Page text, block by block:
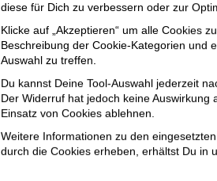
diese für Dich zu verbessern oder zur
Klicke auf „Akzeptieren“ um alle Cookies
Beschreibung der Cookie-Kategorien und
Auswahl zu treffen.
Du kannst Deine Tool-Auswahl jederzeit
Der Widerruf hat jedoch keine
Einsatz von Cookies ablehnen.
Weitere Informationen zu den
durch die Cookies erheben, erhältst Du in